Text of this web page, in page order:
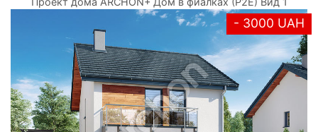
- 3000 UAH